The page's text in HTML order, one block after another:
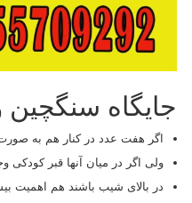
جایگاه سنگچین
اگر هفت عدد در کنار هم به
ولی اگر در میان آنها قبر کودکی
در بالای شیب باشند هم اهمیت